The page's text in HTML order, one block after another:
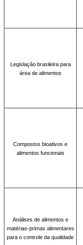
Legislação brasileira para
área de alimentos
Compostos bioativos e
alimentos funcionais
Análises de alimentos e
matérias-primas alimentares
para o controle da qualidade